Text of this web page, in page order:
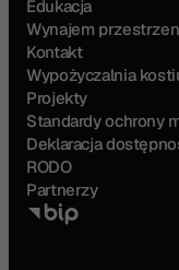
Edukacja
Wynajem
Kontakt
Wypożyczalnia
Projekty
Standardy ochrony
Deklaracja
RODO
Partnerzy